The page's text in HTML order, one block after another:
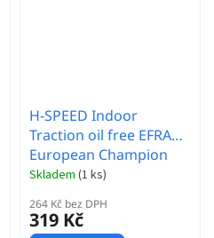
H-SPEED Indoor
Traction oil free EFRA
European Champion
100ml
Skladem (1 ks)
264 Kč bez DPH
319 Kč